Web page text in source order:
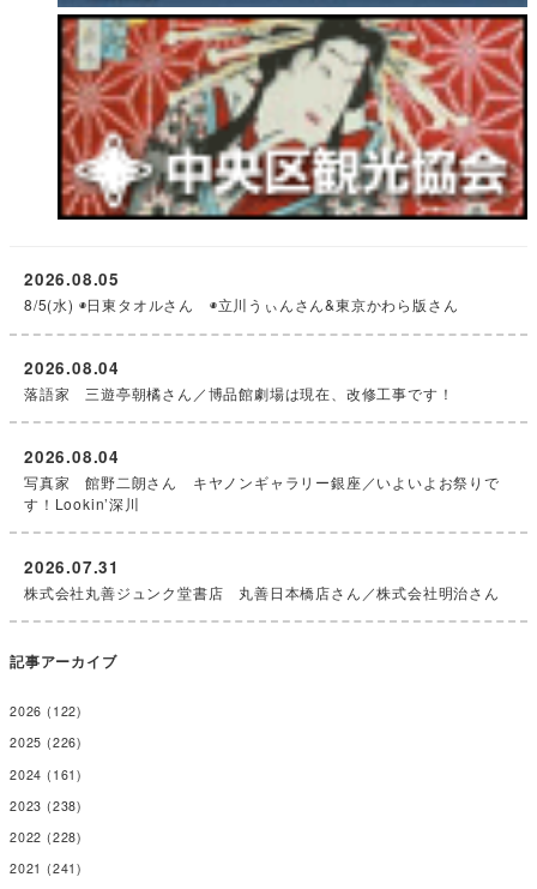
8/5(水) ◉日東タオルさん ◉立川うぃんさん&東京かわら版さん
2026.08.05
落語家 三遊亭朝橘さん／博品館劇場は現在、改修工事です！
2026.08.04
写真家 館野二朗さん キヤノンギャラリー銀座／いよいよお祭りで
す！Lookin’深川
2026.08.04
株式会社丸善ジュンク堂書店 丸善日本橋店さん／株式会社明治さん
2026.07.31
記事アーカイブ
2026 (122)
2025 (226)
2024 (161)
2023 (238)
2022 (228)
2021 (241)